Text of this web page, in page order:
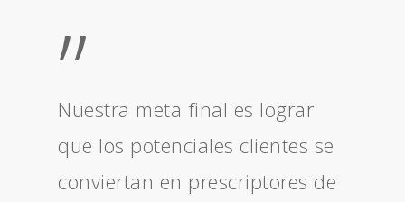
”
Nuestra meta final es lograr
que los potenciales clientes se
conviertan en prescriptores de